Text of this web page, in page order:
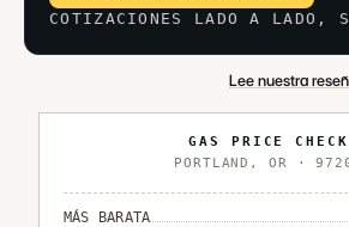
COTIZACIONES LADO A LADO,
Lee nuestra
GAS PRICE CHECK
PORTLAND , OR ·
MÁS BARATA